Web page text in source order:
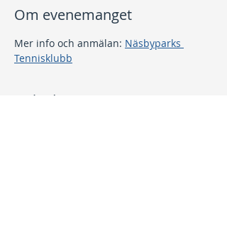
Om evenemanget
Mer info och anmälan: Näsbyparks
Tennisklubb
Dela detta evenemang